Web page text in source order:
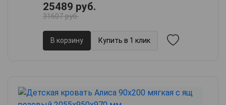
25489 руб.
31607 руб.
В корзину Купить в 1 клик